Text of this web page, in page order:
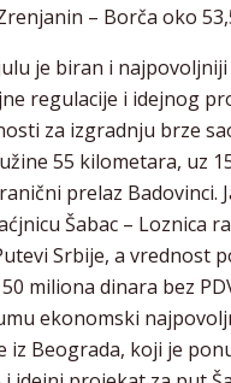
– Borča oko
je biran i
regulacije i idejnog
za izgradnju brze
55 kilometara, uz
prelaz Badovinci.
Šabac – Loznica
Srbije, a vrednost
miliona dinara bez
ekonomski
iz Beograda, koji je